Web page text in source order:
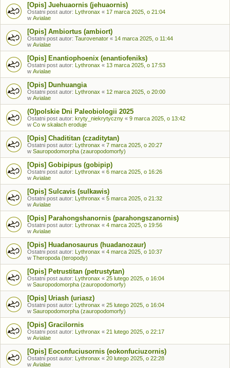
[Opis] Juehuaornis (jehuaornis)
Ostatni post autor: Lythronax « 17 marca 2025, o 21:04
w Avialae
[Opis] Ambiortus (ambiort)
Ostatni post autor: Taurovenator « 14 marca 2025, o 11:44
w Avialae
[Opis] Enantiophoenix (enantiofeniks)
Ostatni post autor: Lythronax « 13 marca 2025, o 17:53
w Avialae
[Opis] Dunhuangia
Ostatni post autor: Lythronax « 12 marca 2025, o 20:00
w Avialae
(O)polskie Dni Paleobiologii 2025
Ostatni post autor: kryty_niekrytyczny « 9 marca 2025, o 13:42
w Co w skałach eroduje
[Opis] Chadititan (czaditytan)
Ostatni post autor: Lythronax « 7 marca 2025, o 20:27
w Sauropodomorpha (zauropodomorfy)
[Opis] Gobipipus (gobipip)
Ostatni post autor: Lythronax « 6 marca 2025, o 16:26
w Avialae
[Opis] Sulcavis (sulkawis)
Ostatni post autor: Lythronax « 5 marca 2025, o 21:32
w Avialae
[Opis] Parahongshanornis (parahongszanornis)
Ostatni post autor: Lythronax « 4 marca 2025, o 19:56
w Avialae
[Opis] Huadanosaurus (huadanozaur)
Ostatni post autor: Lythronax « 4 marca 2025, o 10:37
w Theropoda (teropody)
[Opis] Petrustitan (petrustytan)
Ostatni post autor: Lythronax « 25 lutego 2025, o 16:04
w Sauropodomorpha (zauropodomorfy)
[Opis] Uriash (uriasz)
Ostatni post autor: Lythronax « 25 lutego 2025, o 16:04
w Sauropodomorpha (zauropodomorfy)
[Opis] Gracilornis
Ostatni post autor: Lythronax « 21 lutego 2025, o 22:17
w Avialae
[Opis] Eoconfuciusornis (eokonfuciuzornis)
Ostatni post autor: Lythronax « 20 lutego 2025, o 22:28
w Avialae